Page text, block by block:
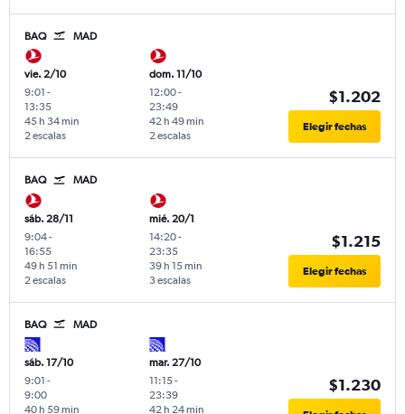
BAQ MAD
vie. 2/10
9:01 -
13:35
2 escalas
45 h 34 min
dom. 11/10
12:00-
23:49
2 escalas
42 h 49 min
$1.202
Elegir fechas
BAQ MAD
sáb. 28/11
9:04-
16:55
2 escalas
49 h 51 min
mié. 20/1
14:20-
23:35
3 escalas
39 h 15 min
$1.215
Elegir fechas
BAQ MAD
sáb. 17/10
9:01 -
9:00
40 h 59 min
mar. 27/10
11:15-
23:39
42 h 24 min
$1.230